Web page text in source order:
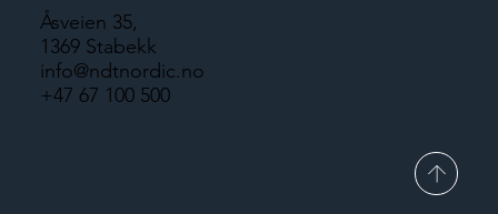
Åsveien 35,
1369 Stabekk
info@ndtnordic.no
+47 67 100 500